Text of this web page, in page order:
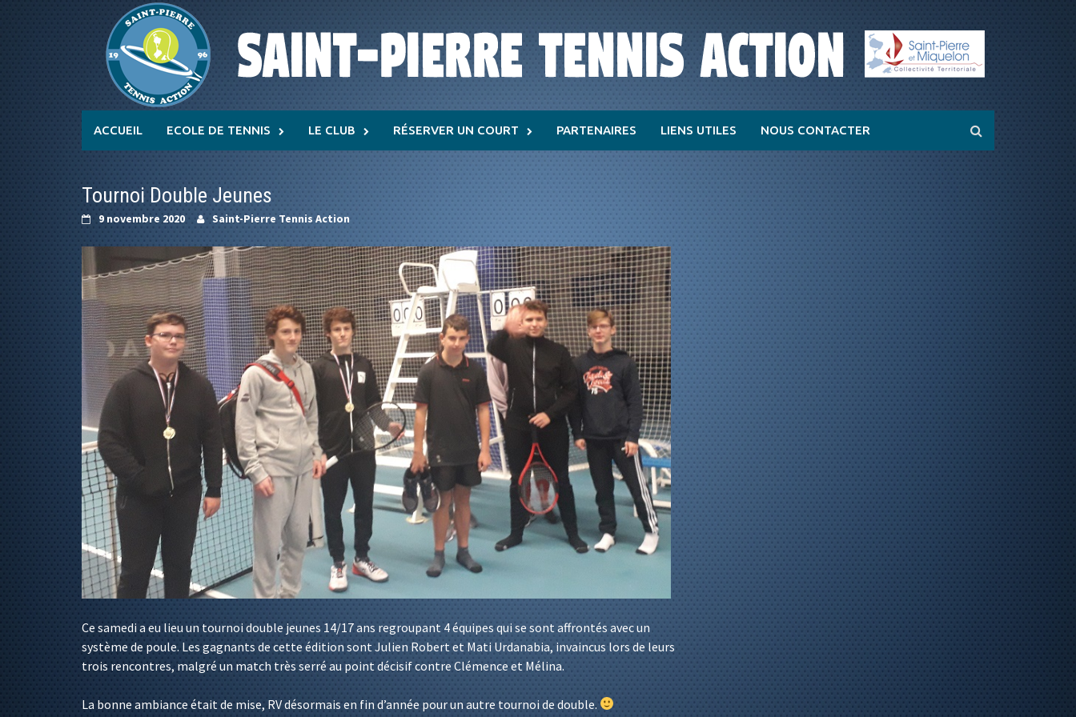
ACCUEIL ECOLE DE TENNIS LE CLUB RÉSERVER UN COURT PARTENAIRES LIENS UTILES NOUS CONTACTER
Tournoi Double Jeunes
9 novembre 2020 Saint-Pierre Tennis Action
Ce samedi a eu lieu un tournoi double jeunes 14/17 ans regroupant 4 équipes qui se sont affrontés avec un
système de poule. Les gagnants de cette édition sont Julien Robert et Mati Urdanabia, invaincus lors de leurs
trois rencontres, malgré un match très serré au point décisif contre Clémence et Mélina.
La bonne ambiance était de mise, RV désormais en fin d’année pour un autre tournoi de double.